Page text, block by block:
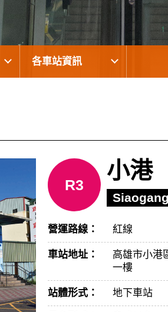
各車站資訊
R3
小港
Siaogang
營運路線： 紅線
車站地址：
高雄市小港
一樓
站體形式： 地下車站